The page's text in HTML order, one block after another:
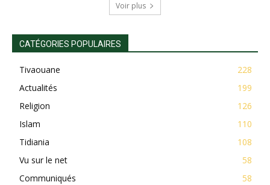
Voir plus
CATÉGORIES POPULAIRES
Tivaouane
228
Actualités
199
Religion
126
Islam
110
Tidiania
108
Vu sur le net
58
Communiqués
58